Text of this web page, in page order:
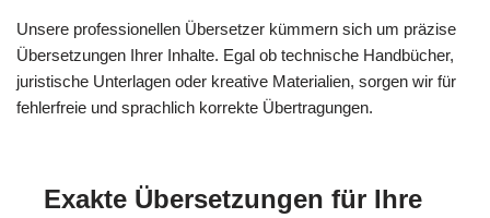
Unsere professionellen Übersetzer kümmern sich um präzise
Übersetzungen Ihrer Inhalte. Egal ob technische Handbücher,
juristische Unterlagen oder kreative Materialien, sorgen wir für
fehlerfreie und sprachlich korrekte Übertragungen.
Exakte Übersetzungen für Ihre